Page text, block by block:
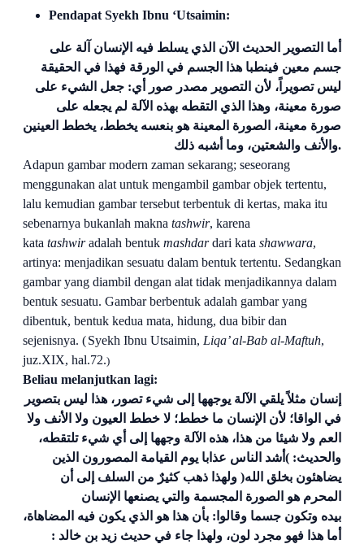
Pendapat Syekh Ibnu ‘Utsaimin:
أما التصوير الحديث الآن الذي يسلط فيه الإنسان آلة على
جسم معين فينطبا هذا الجسم في الورقة فهذا في الحقيقة
ليستصويراً، لأن التصوير مصدر صور أي: جعل الشيء على
صورة معينة، وهذا الذي التقطه بهذه الآلة لم يجعله على
صورة معينة، الصورة المعينة هو بنعسه يخطط، يخطط العينين
والأنف والشعتين، وما أشبه ذلك.
Adapun gambar modern zaman sekarang; seseorang
menggunakan alat untuk mengambil gambar objek tertentu,
lalu kemudian gambar tersebut terbentuk di kertas, maka itu
sebenarnya bukanlah makna tashwir, karena
kata tashwiradalah bentuk mashdardari kata shawwara,
artinya: menjadikan sesuatu dalam bentuk tertentu. Sedangkan
gambar yang diambil dengan alat tidak menjadikannya dalam
bentuk sesuatu. Gambar berbentuk adalah gambar yang
dibentuk, bentuk kedua mata, hidung, dua bibir dan
sejenisnya. (Syekh Ibnu Utsaimin, Liqa’ al-Bab al-Maftuh,
juz.XIX, hal.72.)
Beliau melanjutkan lagi:
إنسان مثلاً يلقي الآلة يوجهها إلى شيء تصور، هذا ليس بتصوير
في الواقا؛ لأن الإنسان ما خطط؛ لا خطط العيون ولا الأنف ولا
العم ولا شيئا من هذا، هذه الآلة وجهها إلى أي شيء تلتقطه،
والحديث: )أشد الناس عذابا يوم القيامة المصورون الذين
يضاهئون بخلق الله( ولهذا ذهب كثيرٌ من السلف إلى أن
المحرم هو الصورة المجسمة والتي يصنعها الإنسان
بيده وتكون جسما وقالوا: بأن هذا هو الذي يكون فيه المضاهاة،
أما هذا فهو مجرد لون، ولهذا جاء في حديث زيد بن خالد :